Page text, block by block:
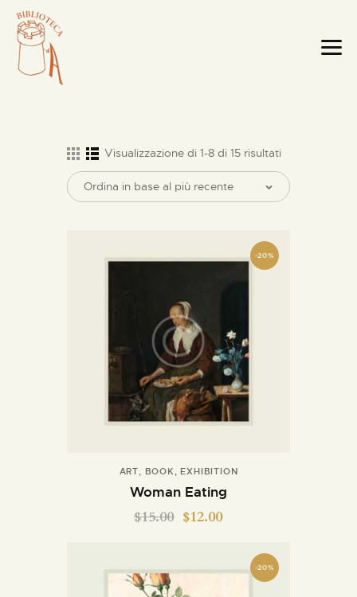
HOME PAGE
IL TERRITORIO
CATALOGO
INFORMAZIONI UTILI
NOTIZIE ED EVENTI
CONTATTI
Visualizzazione di 1-8 di 15 risultati
-20%
ART BOOK ,EXHIBITION
Woman Eating
$15.00 $12.00
-20%